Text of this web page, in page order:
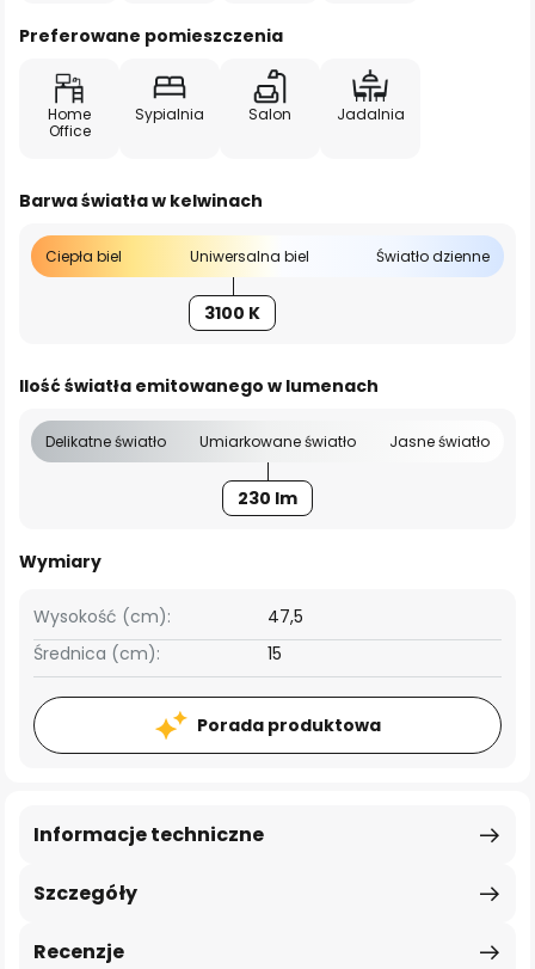
Preferowane pomieszczenia
Home
Office
Sypialnia Salon Jadalnia
Barwa światła w kelwinach
Ciepła biel Uniwersalna biel Światło dzienne
3100 K
Ilość światła emitowanego w lumenach
Delikatne światło Umiarkowane światło Jasne światło
230 lm
Wymiary
Wysokość (cm):
47,5
Średnica (cm):
15
Porada produktowa
Szczegóły
Informacje techniczne
Recenzje